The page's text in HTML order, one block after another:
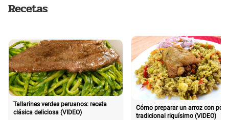
Recetas
Tallarines verdes peruanos: receta
clásica deliciosa (VIDEO)
Cómo preparar un arroz con pollo
tradicional riquísimo (VIDEO)